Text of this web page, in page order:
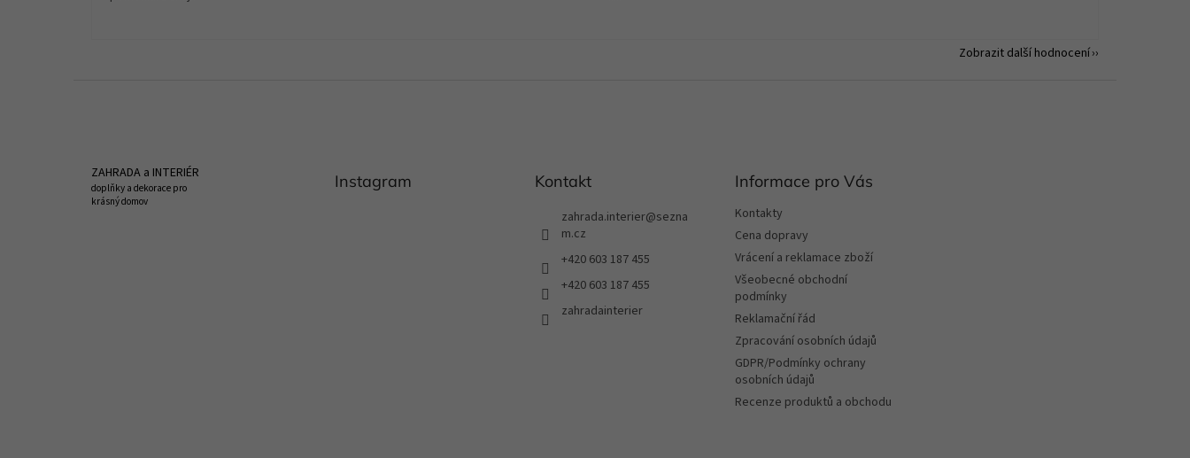
Zobrazit další hodnocení
ZAHRADA a INTERIÉR
doplňky a dekorace pro
krásný domov
Instagram Kontakt
zahrada.interier@sezna
m.cz
+420 603 187 455
+420 603 187 455
zahradainterier
Informace pro Vás
Kontakty
Cena dopravy
Vrácení a reklamace zboží
Všeobecné obchodní
podmínky
Reklamační řád
Zpracování osobních údajů
GDPR/Podmínky ochrany
osobních údajů
Recenze produktů a obchodu